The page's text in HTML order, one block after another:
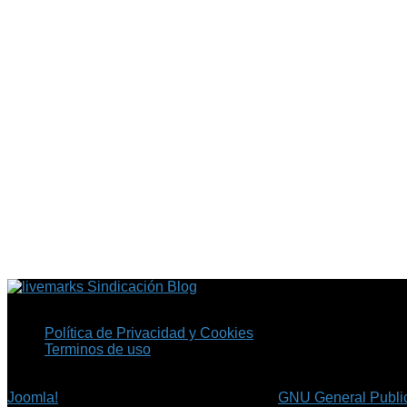
Sindicación Blog
Política de Privacidad y Cookies
Terminos de uso
Joomla!
GNU General